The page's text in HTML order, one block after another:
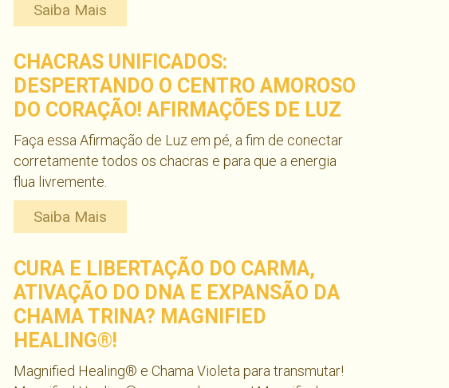
Saiba Mais
CHACRAS UNIFICADOS:
DESPERTANDO O CENTRO AMOROSO
DO CORAÇÃO! AFIRMAÇÕES DE LUZ
Faça essa Afirmação de Luz em pé, a fim de conectar
corretamente todos os chacras e para que a energia
flua livremente.
Saiba Mais
CURA E LIBERTAÇÃO DO CARMA,
ATIVAÇÃO DO DNA E EXPANSÃO DA
CHAMA TRINA? MAGNIFIED
HEALING®!
Magnified Healing® e Chama Violeta para transmutar!